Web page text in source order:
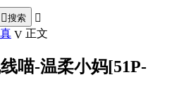
搜索
正文
喵-温柔小妈[51P-